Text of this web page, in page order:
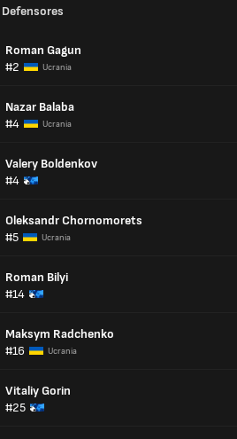
Defensores
Roman Gagun
#2
Ucrania
Nazar Balaba
#4
Ucrania
Valery Boldenkov
#4
Oleksandr Chornomorets
#5
Ucrania
Roman Bilyi
#14
Maksym Radchenko
#16
Ucrania
Vitaliy Gorin
#25